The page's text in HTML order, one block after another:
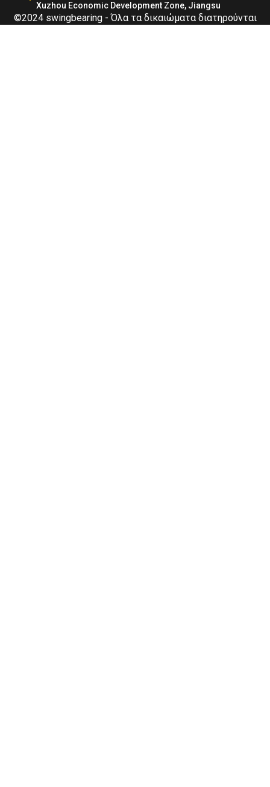
Xuzhou Economic Development Zone, Jiangsu
©2024 swingbearing - Όλα τα δικαιώματα διατηρούνται